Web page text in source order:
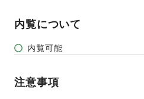
その他エンタメ・ガジェット
内覧について
内覧可能
注意事項